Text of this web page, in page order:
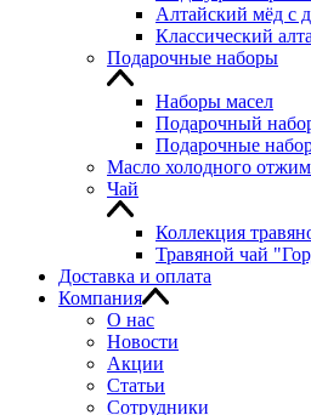
Алтайский мёд с
Классический
Подарочные наборы
Наборы масел
Подарочный
Подарочные
Масло холодного
Чай
Коллекция
Травяной чай
Доставка и оплата
Компания
О нас
Новости
Акции
Статьи
Сотрудники